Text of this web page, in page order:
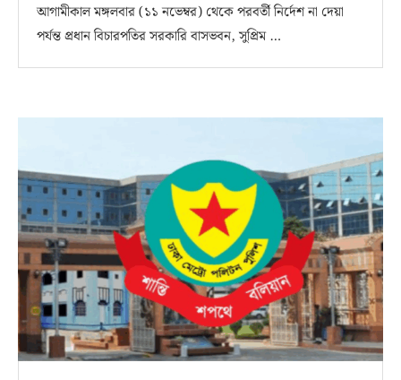
আগামীকাল মঙ্গলবার (১১ নভেম্বর) থেকে পরবর্তী নির্দেশ না দেয়া
পর্যন্ত প্রধান বিচারপতির সরকারি বাসভবন, সুপ্রিম …